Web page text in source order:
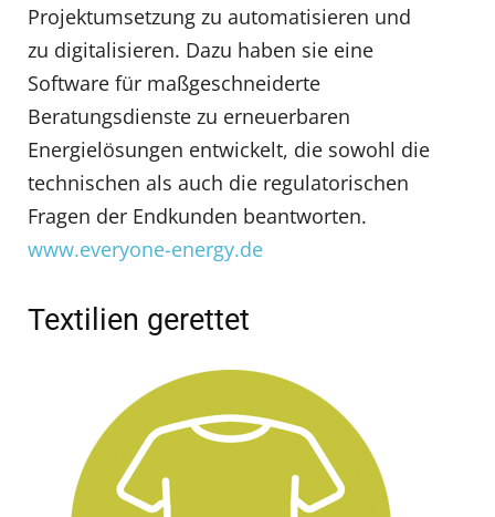
Projektumsetzung zu automatisieren und
zu digitalisieren. Dazu haben sie eine
Software für maßgeschneiderte
Beratungsdienste zu erneuerbaren
Energielösungen entwickelt, die sowohl die
technischen als auch die regulatorischen
Fragen der Endkunden beantworten.
www.everyone-energy.de
Textilien gerettet